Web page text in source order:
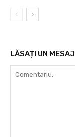
LĂSAȚI UN MESAJ